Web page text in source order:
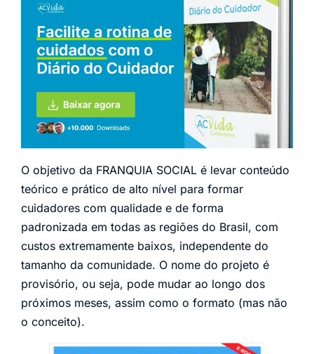
O objetivo da FRANQUIA SOCIAL é levar conteúdo
teórico e prático de alto nível para formar
cuidadores com qualidade e de forma
padronizada em todas as regiões do Brasil, com
custos extremamente baixos, independente do
tamanho da comunidade. O nome do projeto é
provisório, ou seja, pode mudar ao longo dos
próximos meses, assim como o formato (mas não
o conceito).